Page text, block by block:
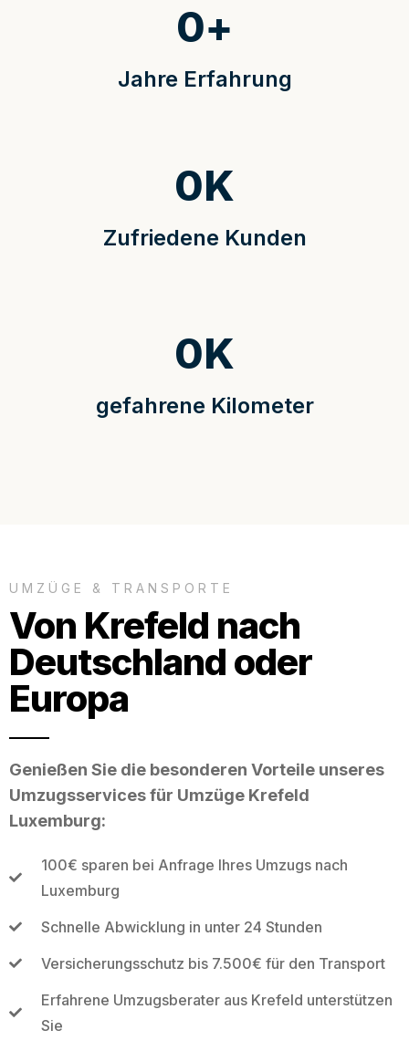
Jahre Erfahrung
0+
Zufriedene Kunden
0K
gefahrene Kilometer
0K
UMZÜGE & TRANSPORTE
Von Krefeld nach
Deutschland oder
Europa
Genießen Sie die besonderen Vorteile unseres
Umzugsservices für Umzüge Krefeld
Luxemburg:
100€ sparen bei Anfrage Ihres Umzugs nach
Luxemburg
Schnelle Abwicklung in unter 24 Stunden
Versicherungsschutz bis 7.500€ für den Transport
Erfahrene Umzugsberater aus Krefeld unterstützen
Sie